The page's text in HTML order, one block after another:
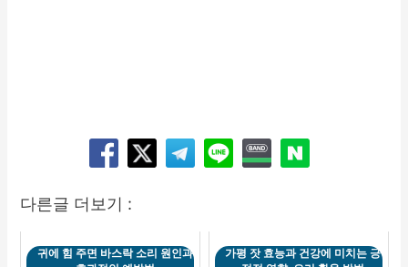
다른글 더보기 :
귀에 힘 주면 바스락 소리 원인과
가평 잣 효능과 건강에 미치는 긍